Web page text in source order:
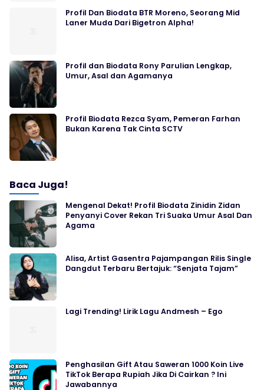
Profil Dan Biodata BTR Moreno, Seorang Mid
Laner Muda Dari Bigetron Alpha!
Profil dan Biodata Rony Parulian Lengkap,
Umur, Asal dan Agamanya
Profil Biodata Rezca Syam, Pemeran Farhan
Bukan Karena Tak Cinta SCTV
Baca Juga!
Mengenal Dekat! Profil Biodata Zinidin Zidan
Penyanyi Cover Rekan Tri Suaka Umur Asal Dan
Agama
Alisa, Artist Gasentra Pajampangan Rilis Single
Dangdut Terbaru Bertajuk: “Senjata Tajam”
Lagi Trending! Lirik Lagu Andmesh – Ego
Penghasilan Gift Atau Saweran 1000 Koin Live
TikTok Berapa Rupiah Jika Di Cairkan ? Ini
Jawabannya